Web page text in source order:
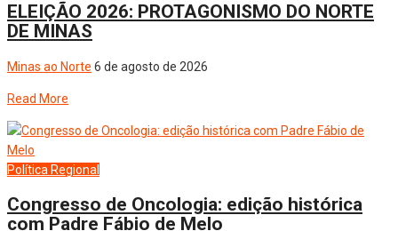
ELEIÇÃO 2026: PROTAGONISMO DO NORTE
DE MINAS
Minas ao Norte 6 de agosto de 2026
Read More
Política Regional
Congresso de Oncologia: edição histórica
com Padre Fábio de Melo